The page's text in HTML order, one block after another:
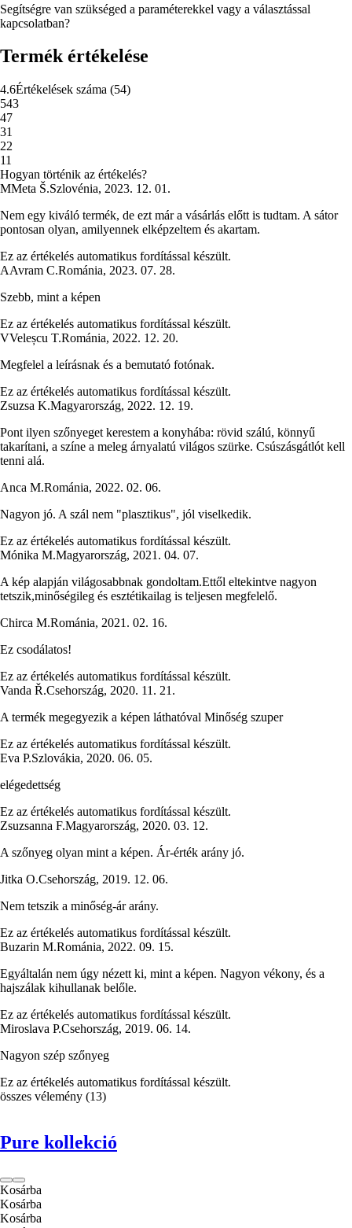
Segítségre van szükséged a paraméterekkel vagy a választással
kapcsolatban?
Termék értékelése
4.6Értékelések száma (54)
543
47
31
22
11
Hogyan történik az értékelés?
MMeta Š.Szlovénia, 2023. 12. 01.
Nem egy kiváló termék, de ezt már a vásárlás előtt is tudtam. A sátor
pontosan olyan, amilyennek elképzeltem és akartam.
Ez az értékelés automatikus fordítással készült.
AAvram C.Románia, 2023. 07. 28.
Szebb, mint a képen
Ez az értékelés automatikus fordítással készült.
VVeleșcu T.Románia, 2022. 12. 20.
Megfelel a leírásnak és a bemutató fotónak.
Ez az értékelés automatikus fordítással készült.
Zsuzsa K.Magyarország, 2022. 12. 19.
Pont ilyen szőnyeget kerestem a konyhába: rövid szálú, könnyű
takarítani, a színe a meleg árnyalatú világos szürke. Csúszásgátlót kell
tenni alá.
Anca M.Románia, 2022. 02. 06.
Nagyon jó. A szál nem "plasztikus", jól viselkedik.
Ez az értékelés automatikus fordítással készült.
Mónika M.Magyarország, 2021. 04. 07.
A kép alapján világosabbnak gondoltam.Ettől eltekintve nagyon
tetszik,minőségileg és esztétikailag is teljesen megfelelő.
Chirca M.Románia, 2021. 02. 16.
Ez csodálatos!
Ez az értékelés automatikus fordítással készült.
Vanda Ř.Csehország, 2020. 11. 21.
A termék megegyezik a képen láthatóval Minőség szuper
Ez az értékelés automatikus fordítással készült.
Eva P.Szlovákia, 2020. 06. 05.
elégedettség
Ez az értékelés automatikus fordítással készült.
Zsuzsanna F.Magyarország, 2020. 03. 12.
A szőnyeg olyan mint a képen. Ár-érték arány jó.
Jitka O.Csehország, 2019. 12. 06.
Nem tetszik a minőség-ár arány.
Ez az értékelés automatikus fordítással készült.
Buzarin M.Románia, 2022. 09. 15.
Egyáltalán nem úgy nézett ki, mint a képen. Nagyon vékony, és a
hajszálak kihullanak belőle.
Ez az értékelés automatikus fordítással készült.
Miroslava P.Csehország, 2019. 06. 14.
Nagyon szép szőnyeg
Ez az értékelés automatikus fordítással készült.
összes vélemény (13)
Pure kollekció
Kosárba
Kosárba
Kosárba